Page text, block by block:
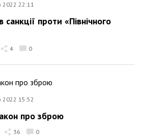
2022 22:11
проти «Північного
4 0
2022 15:52
про зброю
36 0